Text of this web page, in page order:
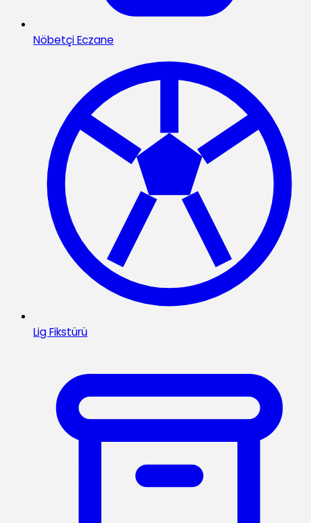
Nöbetçi Eczane
Lig Fikstürü